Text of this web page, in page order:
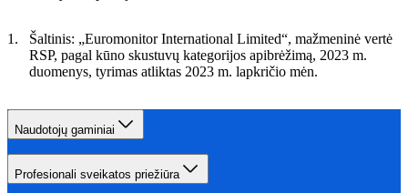
Šaltinis: „Euromonitor International Limited“, mažmeninė vertė
RSP, pagal kūno skustuvų kategorijos apibrėžimą, 2023 m.
duomenys, tyrimas atliktas 2023 m. lapkričio mėn.
Naudotojų gaminiai
Profesionali sveikatos priežiūra